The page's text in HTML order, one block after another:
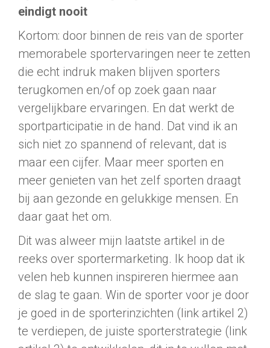
eindigt nooit
Kortom: door binnen de reis van de sporter
memorabele sportervaringen neer te zetten
die echt indruk maken blijven sporters
terugkomen en/of op zoek gaan naar
vergelijkbare ervaringen. En dat werkt de
sportparticipatie in de hand. Dat vind ik an
sich niet zo spannend of relevant, dat is
maar een cijfer. Maar meer sporten en
meer genieten van het zelf sporten draagt
bij aan gezonde en gelukkige mensen. En
daar gaat het om.
Dit was alweer mijn laatste artikel in de
reeks over sportermarketing. Ik hoop dat ik
velen heb kunnen inspireren hiermee aan
de slag te gaan. Win de sporter voor je door
je goed in de sporterinzichten (link artikel 2)
te verdiepen, de juiste sporterstrategie (link